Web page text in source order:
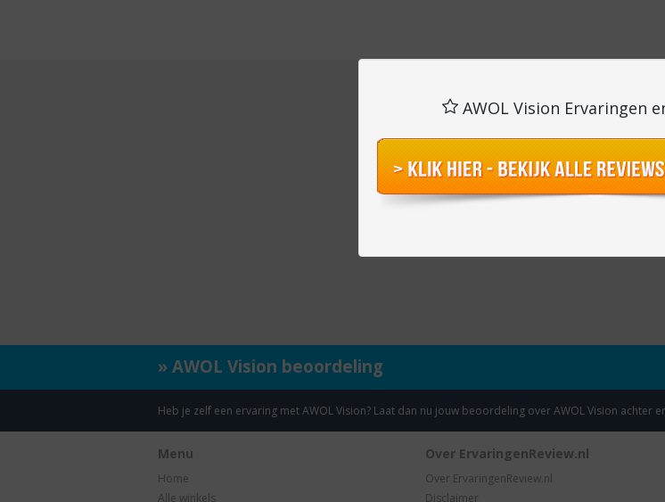
» AWOL Vision beoordeling
Heb je zelf een ervaring met AWOL Vision? Laat dan nu jouw beoordeling over AWOL Vision achter
Menu
Home
Alle winkels
Over ErvaringenReview.nl
Over ErvaringenReview.nl
Disclaimer
AWOL Vision Ervaringen